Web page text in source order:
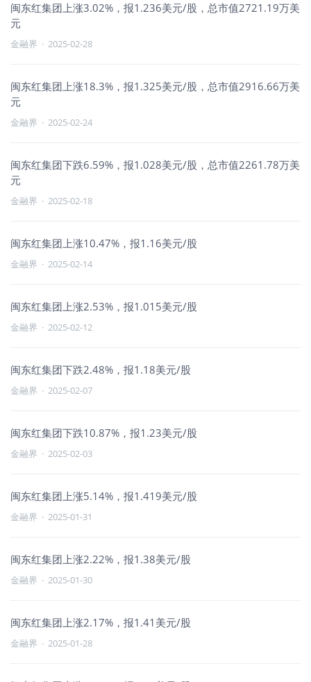
闽东红集团上涨3.02%，报1.236美元/股，总市值2721.19万美
元
金融界 · 2025-02-28
闽东红集团上涨18.3%，报1.325美元/股，总市值2916.66万美
元
金融界 · 2025-02-24
闽东红集团下跌6.59%，报1.028美元/股，总市值2261.78万美
元
金融界 · 2025-02-18
闽东红集团上涨10.47%，报1.16美元/股
金融界 · 2025-02-14
闽东红集团上涨2.53%，报1.015美元/股
金融界 · 2025-02-12
闽东红集团下跌2.48%，报1.18美元/股
金融界 · 2025-02-07
闽东红集团下跌10.87%，报1.23美元/股
金融界 · 2025-02-03
闽东红集团上涨5.14%，报1.419美元/股
金融界 · 2025-01-31
闽东红集团上涨2.22%，报1.38美元/股
金融界 · 2025-01-30
闽东红集团上涨2.17%，报1.41美元/股
金融界 · 2025-01-28